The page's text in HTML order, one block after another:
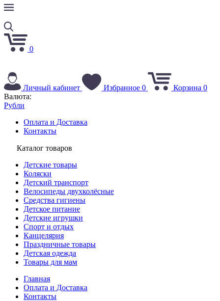
0
Личный кабинет Избранное 0 Корзина 0
Валюта:
Рубли
Оплата и Доставка
Контакты
Каталог товаров
Детские товары
Коляски
Детский транспорт
Велосипеды двухколёсные
Средства гигиены
Детское питание
Детские игрушки
Спорт и отдых
Канцелярия
Праздничные товары
Детская одежда
Товары для мам
Главная
Оплата и Доставка
Контакты